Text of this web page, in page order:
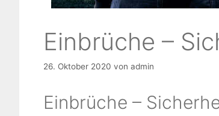
Einbrüche –
26. Oktober 2020 von admin
Einbrüche –